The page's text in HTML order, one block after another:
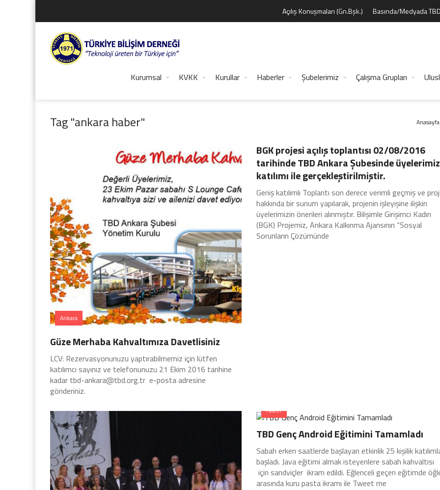
Açılış Konuşmaları (Gn.Bşk.) Basında/Medyada
Kurumsal KVKK Kurullar Haberler Şubelerimiz Çalışma Grupları
Tag "ankara haber" Anasayfa
Ankara
Güze Merhaba Kahvaltımıza Davetlisiniz
LCV: Rezervasyonunuzu yaptırabilmemiz için lütfen
katılımcı sayınız ve telefonunuzu 21 Ekim 2016 tarihine
kadar tbd-ankara@tbd.org.tr e-posta adresine
gönderiniz.
BGK projesi açılış toplantısı 02/08/2016
tarihinde TBD Ankara Şubesinde
katılımı ile gerçekleştirilmiştir.
Geniş katılımlı Toplantı son derece verimli geçmiş ve
hakkında bir sunum yapılarak, projenin işleyişine ilişkin
üyelerimizin önerileri alınmıştır. Bilişimle Girişimci Kadın
(BGK) Projemiz, Ankara Kalkınma Ajansının “Sosyal
Sorunların Çözümünde
Haber
TBD Genç Android Eğitimini Tamamladı
Sabah erken saatlerde başlayan etkinlik 25 kişilik
başladı. Java eğitimi almak isteyenlere sabah kahvaltısı
için sandviçler ikram edildi. Eğlenceli geçen eğitimde
arasında kuru pasta ikramı ile Tweet me